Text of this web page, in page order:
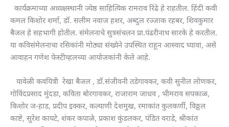
कार्यक्रमाच्या अध्यक्षस्थानी ज्येष्ठ साहित्यिक रामराव रिंढे हे राहतील. हिंदी कवी
कमल किशोर शर्मा, डॉ. सलीम नवाज हशर, अब्दुल रज्जाक रहबर, शिवकुमार
बैजल हे सहभागी होतील. संमेलनाचे सुत्रसंचलन प्रा.पंढरीनाथ सारके हे करतील.
या कविसंमेलनाचा रसिकांनी मोठ्या संख्येने उपस्थित राहून आस्वाद घ्यावा, असे
आवाहन गणेश फेस्टीव्हलच्या आयोजकांनी केले आहे.
यावेळी कवयित्री रेखा बैजल , डॉ.संजीवनी तडेगावकर, कवी सुनील लोणकर,
गोविंदप्रसाद मुंदडा, कविता बोरगावकर, राजाराम जाधव , भीमराव सपकाळ,
किशोर ज-हाड, प्रदीप इक्कर, कल्याणी देशमुख, रमाकांत कुलकर्णी, विठ्ठल
काष्टे, सुरेश कायटे, शंकर कपाळे, प्रकाश कुंडलकर, पंडित वराडे, श्रीकांत